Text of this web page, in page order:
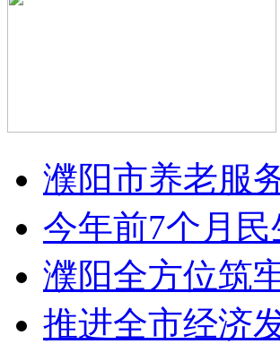
濮阳市养老服
今年前7个月
濮阳全方位筑
推进全市经济